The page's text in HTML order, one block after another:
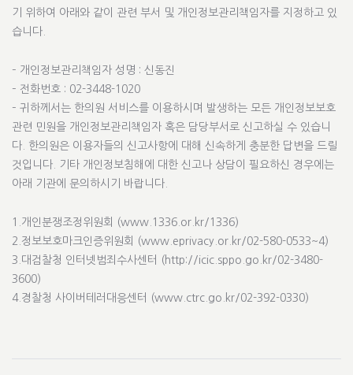
기 위하여 아래와 같이 관련 부서 및 개인정보관리책임자를 지정하고 있
습니다.
– 개인정보관리책임자 성명 : 신동진
– 전화번호 : 02-3448-1020
– 귀하께서는 한의원 서비스를 이용하시며 발생하는 모든 개인정보보호
관련 민원을 개인정보관리책임자 혹은 담당부서로 신고하실 수 있습니
다. 한의원은 이용자들의 신고사항에 대해 신속하게 충분한 답변을 드릴
것입니다. 기타 개인정보침해에 대한 신고나 상담이 필요하신 경우에는
아래 기관에 문의하시기 바랍니다.
1.개인분쟁조정위원회 (www.1336.or.kr/1336)
2.정보보호마크인증위원회 (www.eprivacy.or.kr/02-580-0533~4)
3.대검찰청 인터넷범죄수사센터 (http://icic.sppo.go.kr/02-3480-
3600)
4.경찰청 사이버테러대응센터 (www.ctrc.go.kr/02-392-0330)